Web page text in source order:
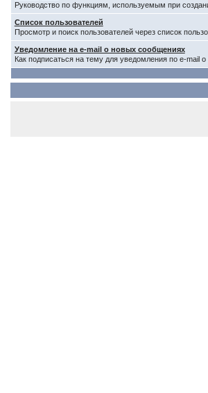
Руководство по функциям, используемым при
Список пользователей
Просмотр и поиск пользователей через список
Уведомление на e-mail о новых сообщениях
Как подписаться на тему для уведомления по e-mail о